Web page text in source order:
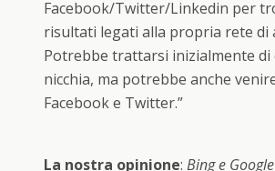
Facebook/Twitter/Linkedin per
risultati legati alla propria rete di
Potrebbe trattarsi inizialmente di
nicchia, ma potrebbe anche
Facebook e Twitter.”
La nostra opinione:Bing e